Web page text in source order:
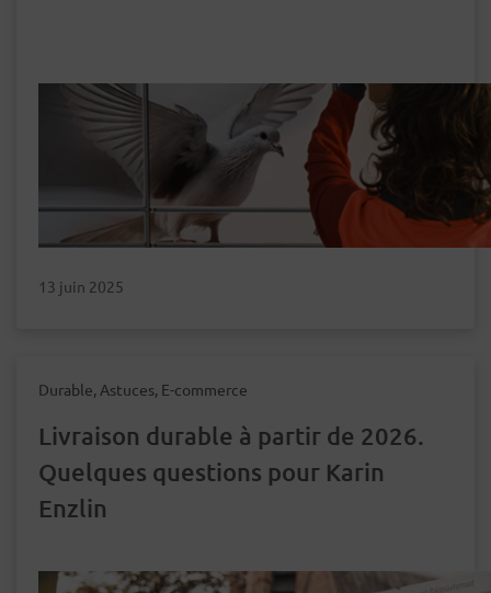
13 juin 2025
Durable, Astuces, E-commerce
Livraison durable à partir de 2026.
Quelques questions pour Karin
Enzlin